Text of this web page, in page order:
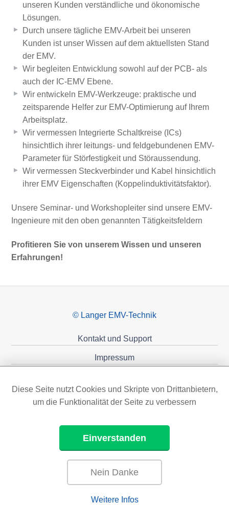
unseren Kunden verständliche und ökonomische
Lösungen.
Durch unsere tägliche EMV-Arbeit bei unseren
Kunden ist unser Wissen auf dem aktuellsten Stand
der EMV.
Wir begleiten Entwicklung sowohl auf der PCB- als
auch der IC-EMV Ebene.
Wir entwickeln EMV-Werkzeuge: praktische und
zeitsparende Helfer zur EMV-Optimierung auf Ihrem
Arbeitsplatz.
Wir vermessen Integrierte Schaltkreise (ICs)
hinsichtlich ihrer leitungs- und feldgebundenen EMV-
Parameter für Störfestigkeit und Störaussendung.
Wir vermessen Steckverbinder und Kabel hinsichtlich
ihrer EMV Eigenschaften (Koppelinduktivitätsfaktor).
Unsere Seminar- und Workshopleiter sind unsere EMV-
Ingenieure mit den oben genannten Tätigkeitsfeldern
Profitieren Sie von unserem Wissen und unseren
Erfahrungen!
© Langer EMV-Technik
Kontakt und Support
Impressum
Diese Seite nutzt Cookies und Skripte von Drittanbietern,
um die Funktionalität der Seite zu verbessern
Einverstanden
Nein Danke
Weitere Infos